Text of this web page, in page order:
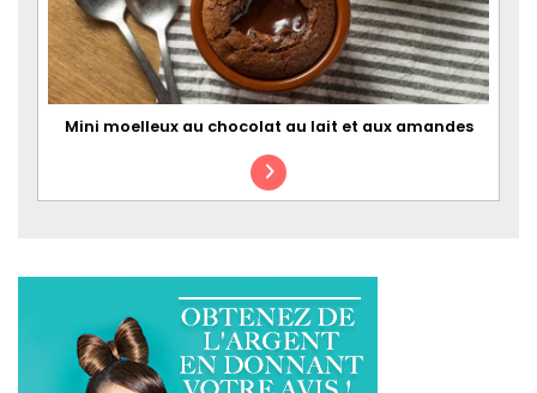
Mini moelleux au chocolat au lait et aux amandes